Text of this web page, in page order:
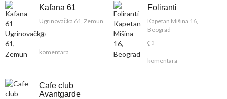
Kafana 61
Ugrinovačka 61, Zemun
komentara
Foliranti
Kapetan Mišina 16,
Beograd
komentara
Cafe club
Avantgarde